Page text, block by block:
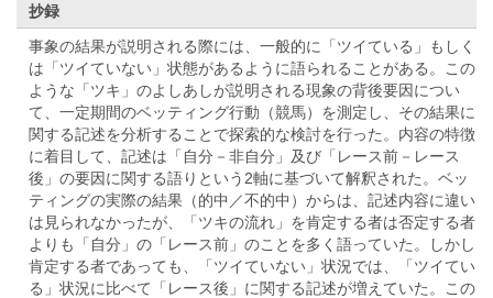
抄録
事象の結果が説明される際には、一般的に「ツイている」もしく
は「ツイていない」状態があるように語られることがある。この
ような「ツキ」のよしあしが説明される現象の背後要因につい
て、一定期間のベッティング行動（競馬）を測定し、その結果に
関する記述を分析することで探索的な検討を行った。内容の特徴
に着目して、記述は「自分－非自分」及び「レース前－レース
後」の要因に関する語りという2軸に基づいて解釈された。ベッ
ティングの実際の結果（的中／不的中）からは、記述内容に違い
は見られなかったが、「ツキの流れ」を肯定する者は否定する者
よりも「自分」の「レース前」のことを多く語っていた。しかし
肯定する者であっても、「ツイていない」状況では、「ツイてい
る」状況に比べて「レース後」に関する記述が増えていた。この